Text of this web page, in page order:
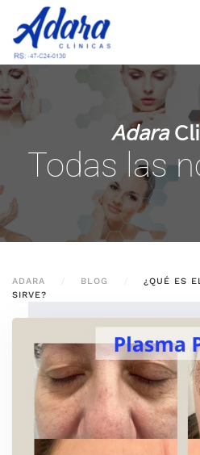
Skip to main content
Adara
Todas las
ADARA BLOG
¿QUÉ ES
SIRVE?